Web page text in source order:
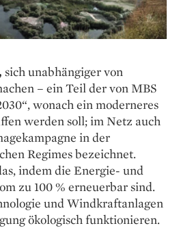
sich unabhängiger von
– ein Teil der von MBS
wonach ein moderneres
werden soll; im Netz auch
in der
Regimes bezeichnet.
indem die Energie- und
zu 100 % erneuerbar sind.
und Windkraftanlagen
ökologisch funktionieren.